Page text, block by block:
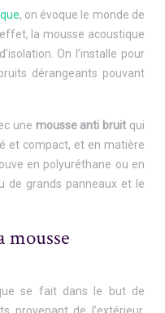
, on évoque le monde de
la mousse acoustique
On l’installe pour
dérangeants pouvant
une mousse anti bruit qui
et compact, et en matière
en polyuréthane ou en
de grands panneaux et le
mousse
se fait dans le but de